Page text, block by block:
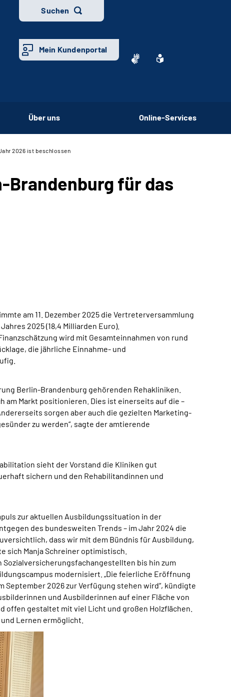
Suchen
Mein Kundenportal
Über uns Online-Services
2026 ist beschlossen
Brandenburg für das
am 11. Dezember 2025 die Vertreterversammlung
2025 (18,4 Milliarden Euro).
wird mit Gesamteinnahmen von rund
die jährliche Einnahme- und
Berlin-Brandenburg gehörenden Rehakliniken.
am Markt positionieren. Dies ist einerseits auf die –
sorgen aber auch die gezielten Marketing-
zu werden“, sagte der amtierende
sieht der Vorstand die Kliniken gut
sichern und den Rehabilitandinnen und
zur aktuellen Ausbildungssituation in der
des bundesweiten Trends – im Jahr 2024 die
dass wir mit dem Bündnis für Ausbildung,
sich Manja Schreiner optimistisch.
bis hin zum
modernisiert. „Die feierliche Eröffnung
2026 zur Verfügung stehen wird“, kündigte
und Ausbilderinnen auf einer Fläche von
offen gestaltet mit viel Licht und großen Holzflächen.
Lernen ermöglicht.